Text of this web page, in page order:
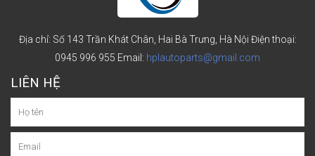
Địa chỉ: Số 143 Trần Khát Chân, Hai Bà Trưng, Hà Nội Điện thoại:
0945 996 955 Email: hplautoparts@gmail.com
LIÊN HỆ